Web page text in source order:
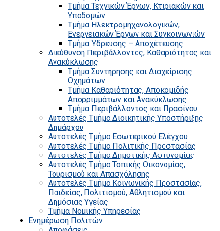
Τμήμα Τεχνικών Έργων, Κτιριακών και
Υποδομών
Τμήμα Ηλεκτρομηχανολογικών,
Ενεργειακών Έργων και Συγκοινωνιών
Τμήμα Ύδρευσης – Αποχέτευσης
Διεύθυνση Περιβάλλοντος, Καθαριότητας και
Ανακύκλωσης
Τμήμα Συντήρησης και Διαχείρισης
Οχημάτων
Τμήμα Καθαριότητας, Αποκομιδής
Απορριμμάτων και Ανακύκλωσης
Τμήμα Περιβάλλοντος και Πρασίνου
Αυτοτελές Τμήμα Διοικητικής Υποστήριξης
Δημάρχου
Αυτοτελές Τμήμα Εσωτερικού Ελέγχου
Αυτοτελές Τμήμα Πολιτικής Προστασίας
Αυτοτελές Τμήμα Δημοτικής Αστυνομίας
Αυτοτελές Τμήμα Τοπικής Οικονομίας,
Τουρισμού και Απασχόλησης
Αυτοτελές Τμήμα Κοινωνικής Προστασίας,
Παιδείας, Πολιτισμού, Αθλητισμού και
Δημόσιας Υγείας
Τμήμα Νομικής Υπηρεσίας
Ενημέρωση Πολιτών